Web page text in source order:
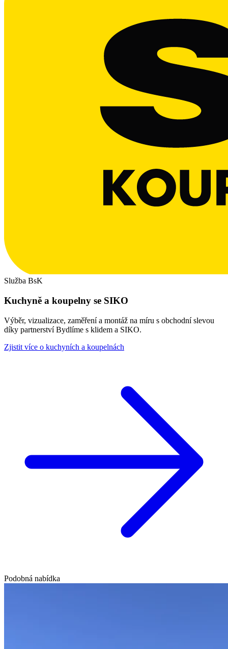
Služba BsK
Kuchyně a koupelny se SIKO
Výběr, vizualizace, zaměření a montáž na míru s obchodní slevou
díky partnerství Bydlíme s klidem a SIKO.
Zjistit více o kuchyních a koupelnách
Podobná nabídka